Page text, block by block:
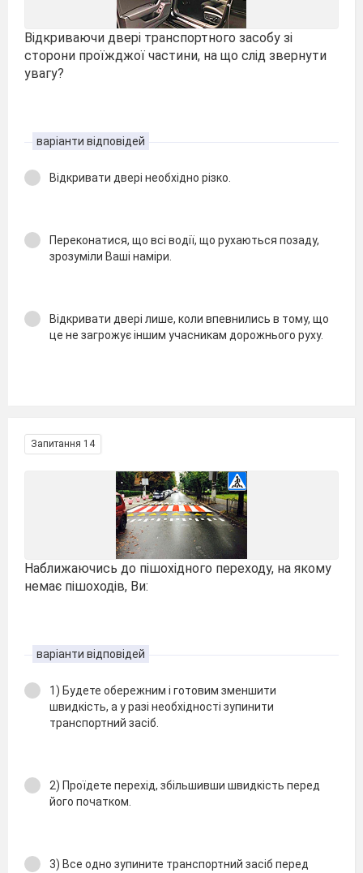
Відкриваючи двері транспортного засобу зі
сторони проїжджої частини, на що слід звернути
увагу?
варіанти відповідей
Відкривати двері необхідно різко.
Переконатися, що всі водії, що рухаються позаду,
зрозуміли Ваші наміри.
Відкривати двері лише, коли впевнились в тому, що
це не загрожує іншим учасникам дорожнього руху.
Запитання 14
Наближаючись до пішохідного переходу, на якому
немає пішоходів, Ви:
варіанти відповідей
1) Будете обережним і готовим зменшити
швидкість, а у разі необхідності зупинити
транспортний засіб.
2) Проїдете перехід, збільшивши швидкість перед
його початком.
3) Все одно зупините транспортний засіб перед